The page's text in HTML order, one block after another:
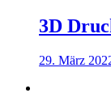
3D
29. März